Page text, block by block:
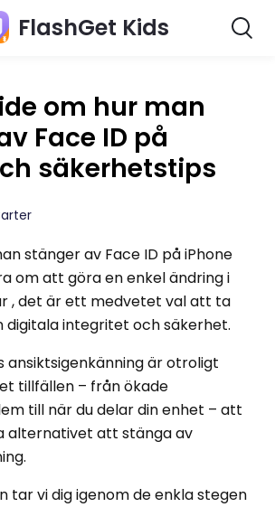
FlashGet Kids
om hur man
Face ID på
säkerhetstips
stänger av Face ID på iPhone
om att göra en enkel ändring i
, det är ett medvetet val att ta
digitala integritet och säkerhet.
ansiktsigenkänning är otroligt
tillfällen – från ökade
till när du delar din enhet – att
alternativet att stänga av
tar vi dig igenom de enkla stegen